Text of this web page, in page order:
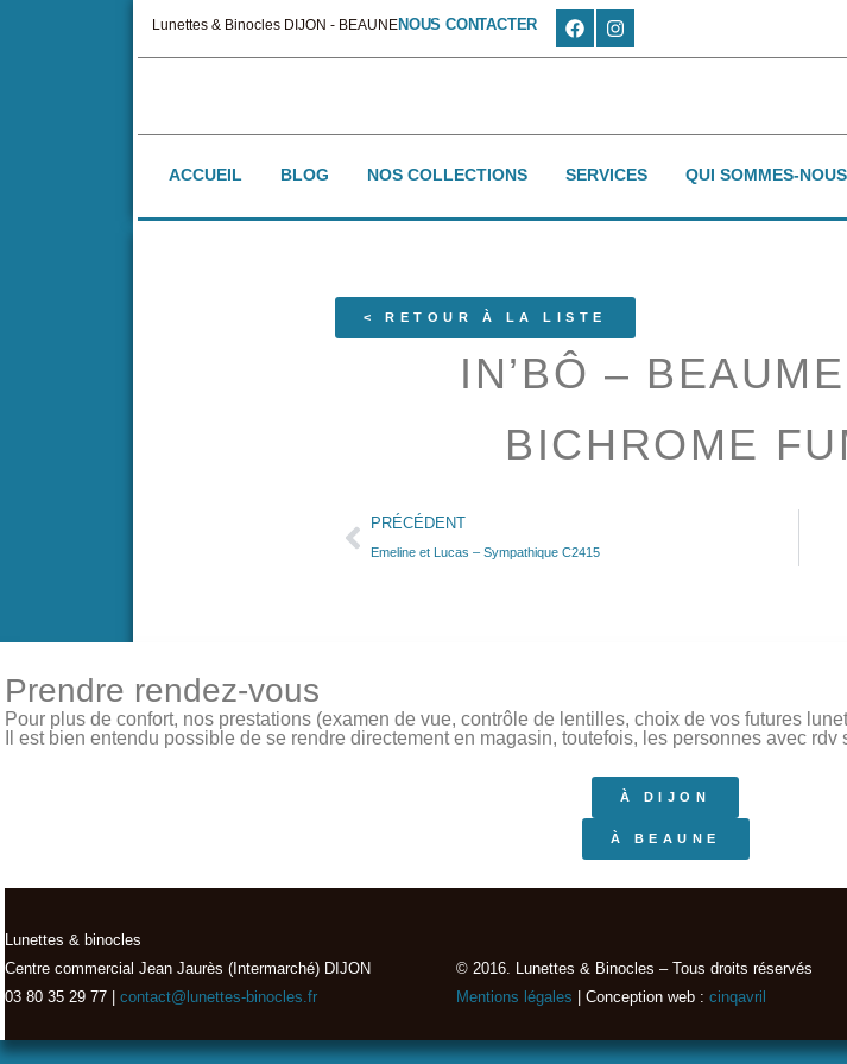
Lunettes & Binocles DIJON - BEAUNENOUS CONTACTER
ACCUEIL BLOG NOS COLLECTIONS SERVICES QUI SOMMES-
< RETOUR À LA LISTE
IN’BÔ –
BICHROME
PRÉCÉDENT
Emeline et Lucas – Sympathique C2415
Prendre rendez-vous
Pour plus de confort, nos prestations (examen de vue, contrôle de lentilles, choix de vos futures
Il est bien entendu possible de se rendre directement en magasin, toutefois, les personnes avec rdv
À DIJON
À BEAUNE
Lunettes & binocles
Centre commercial Jean Jaurès (Intermarché) DIJON
03 80 35 29 77 |
contact@lunettes-binocles.fr
© 2016. Lunettes & Binocles – Tous droits réservés​
Mentions légales | Conception web : cinqavril